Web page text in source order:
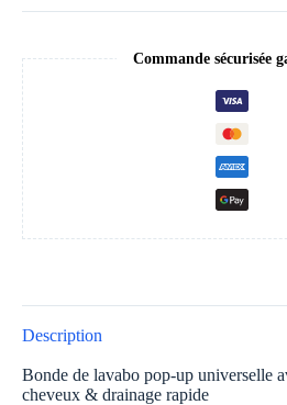
Commande sécurisée
Description
Bonde de lavabo pop-up universelle
cheveux & drainage rapide